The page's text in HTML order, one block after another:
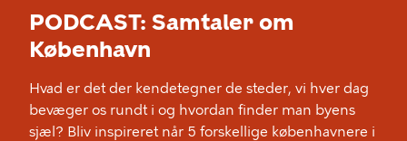
PODCAST: Samtaler om
København
Hvad er det der kendetegner de steder, vi hver dag
bevæger os rundt i og hvordan finder man byens
sjæl? Bliv inspireret når 5 forskellige københavnere i